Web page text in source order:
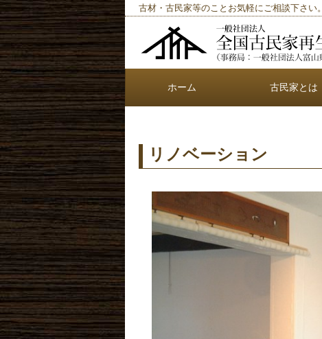
古材・古民家等のことお気軽にご相談下さい。
ホーム 古民家とは
リノベーション